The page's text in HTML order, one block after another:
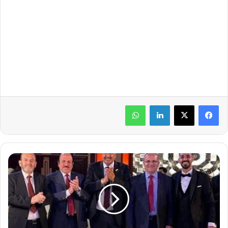
ر
ج
ل
ا
أ